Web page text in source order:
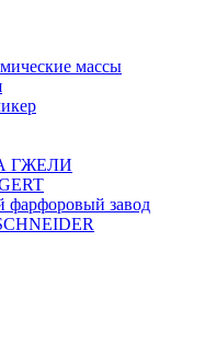
массы
ГЖЕЛИ
фарфоровый завод